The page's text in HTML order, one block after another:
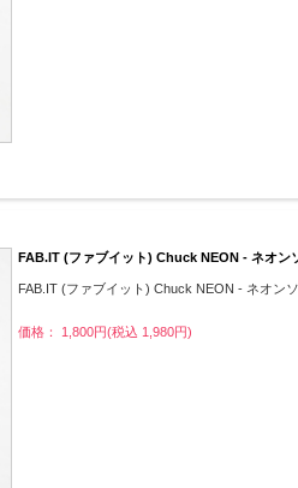
FAB.IT (ファブイット) Chuck NEON - ネオン
FAB.IT (ファブイット) Chuck NEON - ネオン
価格： 1,800円(税込 1,980円)